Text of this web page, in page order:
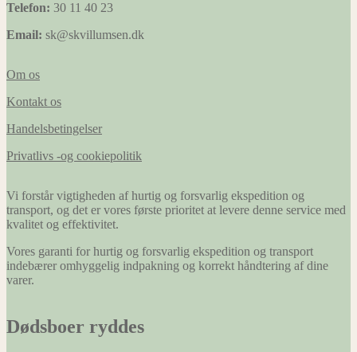
Telefon: 30 11 40 23
Email: sk@skvillumsen.dk
Om os
Kontakt os
Handelsbetingelser
Privatlivs -og cookiepolitik
Vi forstår vigtigheden af hurtig og forsvarlig ekspedition og
transport, og det er vores første prioritet at levere denne service med
kvalitet og effektivitet.
Vores garanti for hurtig og forsvarlig ekspedition og transport
indebærer omhyggelig indpakning og korrekt håndtering af dine
varer.
Dødsboer ryddes